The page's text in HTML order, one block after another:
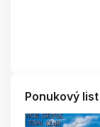
Ponukový list